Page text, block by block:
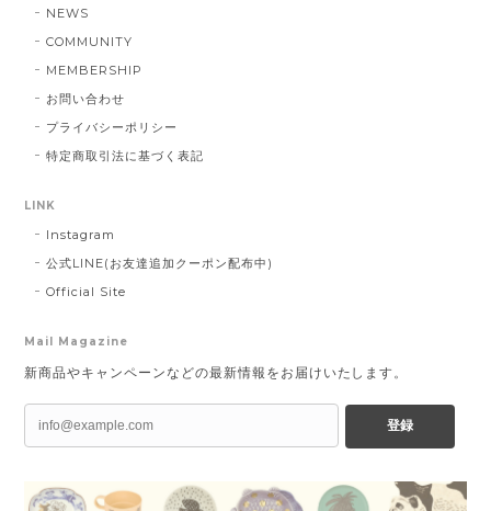
NEWS
COMMUNITY
MEMBERSHIP
お問い合わせ
プライバシーポリシー
特定商取引法に基づく表記
LINK
Instagram
公式LINE(お友達追加クーポン配布中)
Official Site
Mail Magazine
新商品やキャンペーンなどの最新情報をお届けいたします。
登録